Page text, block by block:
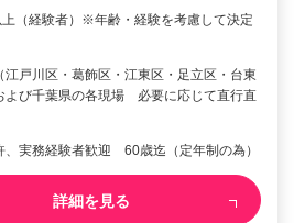
（経験者）※年齢・経験を考慮して決定
江戸川区・葛飾区・江東区・足立区・台東
よび千葉県の各現場 必要に応じて直行直
、実務経験者歓迎 60歳迄（定年制の為）
詳細を見る